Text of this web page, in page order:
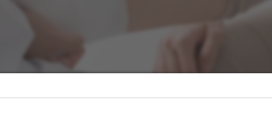
骨盤矯正